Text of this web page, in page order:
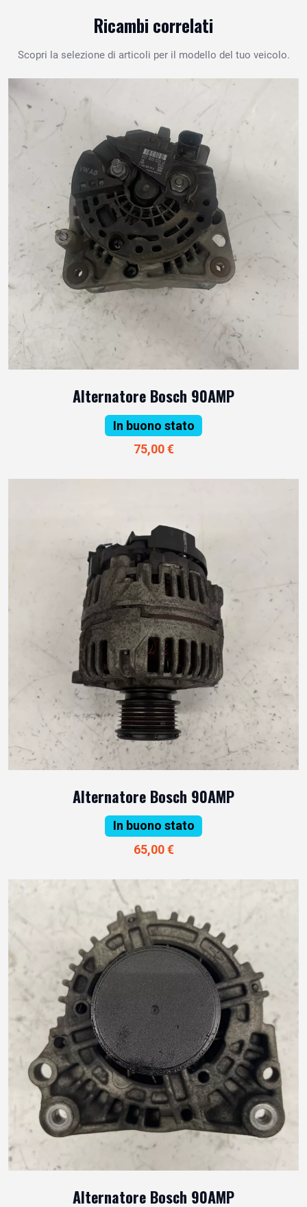
Ricambi correlati
Scopri la selezione di articoli per il modello del tuo veicolo.
Alternatore Bosch 90AMP
In buono stato
75,00 €
Alternatore Bosch 90AMP
In buono stato
65,00 €
Alternatore Bosch 90AMP